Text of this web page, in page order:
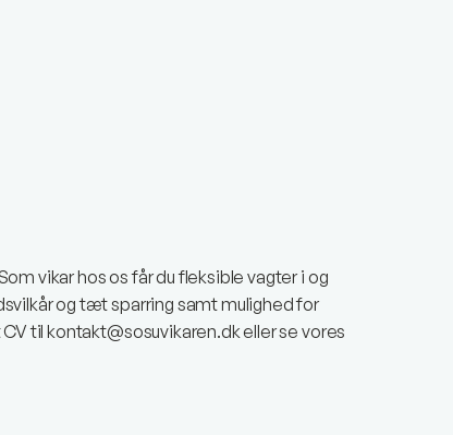
vikar hos os får du fleksible vagter i og
og tæt sparring samt mulighed for
til kontakt@sosuvikaren.dk eller se vores